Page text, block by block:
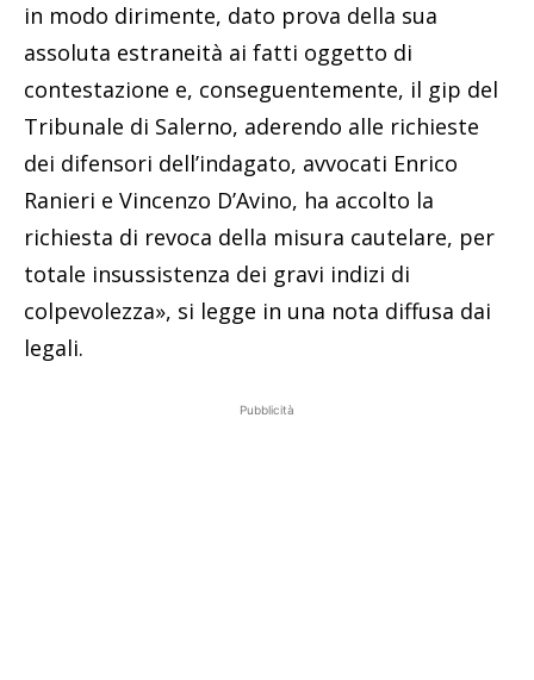
in modo dirimente, dato prova della sua
assoluta estraneità ai fatti oggetto di
contestazione e, conseguentemente, il gip del
Tribunale di Salerno, aderendo alle richieste
dei difensori dell’indagato, avvocati Enrico
Ranieri e Vincenzo D’Avino, ha accolto la
richiesta di revoca della misura cautelare, per
totale insussistenza dei gravi indizi di
colpevolezza», si legge in una nota diffusa dai
legali.
Pubblicità